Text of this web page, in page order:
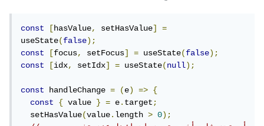
const [hasValue, setHasValue]
=
useState(false);
const
[focus, setFocus] = useState(false);
const
[idx, setIdx] = useState(null);
const handleChange = (e) =>
{
const
{ value } = e.target;
  setHasValue
(value.length > 0);